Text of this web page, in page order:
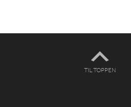
TIL TOPPEN